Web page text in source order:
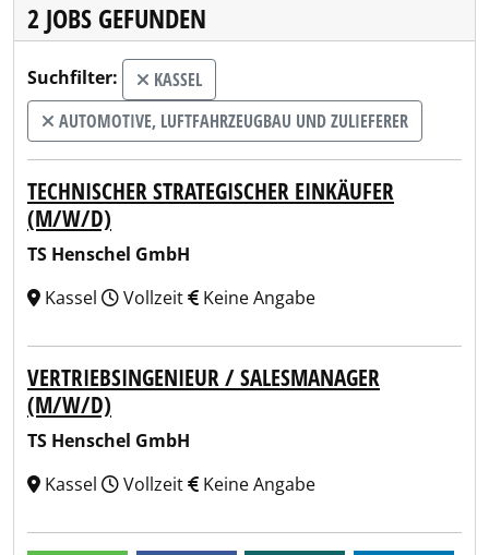
2 JOBS GEFUNDEN
Suchfilter:
KASSEL
AUTOMOTIVE, LUFTFAHRZEUGBAU UND ZULIEFERER
TECHNISCHER STRATEGISCHER EINKÄUFER
(M/W/D)
TS Henschel GmbH
Kassel
Vollzeit Keine Angabe
VERTRIEBSINGENIEUR / SALESMANAGER
(M/W/D)
TS Henschel GmbH
Kassel
Vollzeit Keine Angabe